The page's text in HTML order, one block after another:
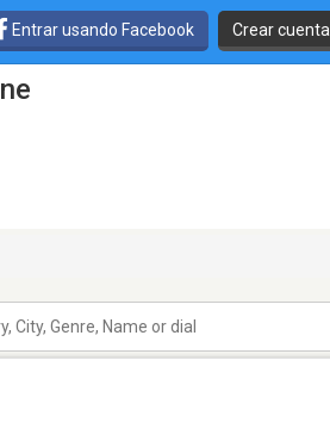
Entrar usando Facebook Crear cuenta